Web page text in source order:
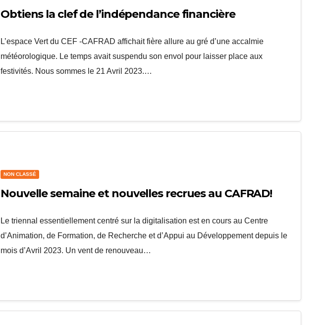
Obtiens la clef de l’indépendance financière
L’espace Vert du CEF -CAFRAD affichait fière allure au gré d’une accalmie
météorologique. Le temps avait suspendu son envol pour laisser place aux
festivités. Nous sommes le 21 Avril 2023.…
NON CLASSÉ
Nouvelle semaine et nouvelles recrues au CAFRAD!
Le triennal essentiellement centré sur la digitalisation est en cours au Centre
d’Animation, de Formation, de Recherche et d’Appui au Développement depuis le
mois d’Avril 2023. Un vent de renouveau…